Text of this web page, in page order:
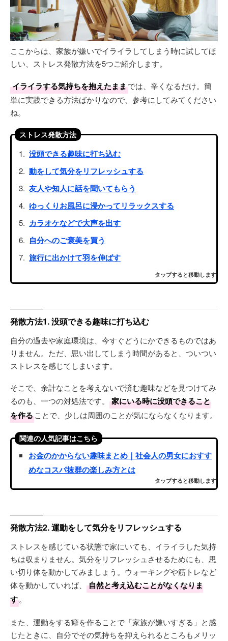
ここからは、家族が嫌いでイライラしてしまう時に試してほ
しい、ストレス発散方法を5つご紹介します。
イライラする気持ちを抱えたままでは、辛くなるだけ。簡
単に実践できる方法ばかりなので、参考にしてみてください
ね。
ストレス発散方法
没頭できる趣味に打ち込む
動をして気分をリフレッシュする
友人や知人に話を聞いてもらう
ゆっくりお風呂に浸かってリラックスする
カラオケなどで大声を出す
自分へのご褒美を買う
旅行に出かけて羽を伸ばす
タップすると移動します
発散方法1. 没頭できる趣味に打ち込む
自分の過去や家庭環境は、今すぐどうにかできるものではあ
りません。ただ、思い出してしまう時間があると、ついつい
ストレスを感じてしまいます。
そこで、余計なことを考えないで済む趣味などを見つけてみ
るのも、一つの対処法です。
家にいる時に没頭できること
を作ることで、少しは周囲のことが気にならなくなります。
関連の人気記事はこちら
お金のかからない趣味まとめ｜社会人の男女におすす
めなコスパ抜群の楽しみ方とは
タップすると移動します
発散方法2. 運動をして気分をリフレッシュする
ストレスを感じている状態で家にいても、イライラした気持
ちは収まりません。気分をリフレッシュさせるためにも、思
い切り体を動かしてみましょう。ウォーキングや筋トレなど
体を動かしていれば、
自然と考え込むことがなくなりま
す。
また、運動をする癖を作ることで「家族が嫌いすぎる」と感
じたときに、自分でその気持ちを抑えられるところもメリッ